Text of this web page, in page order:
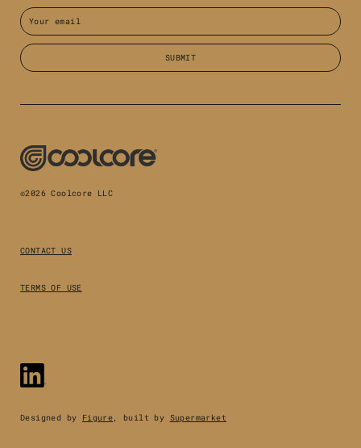
Email
SUBMIT
©2026 Coolcore LLC
CONTACT US
TERMS OF USE
Designed by Figure, built by Supermarket